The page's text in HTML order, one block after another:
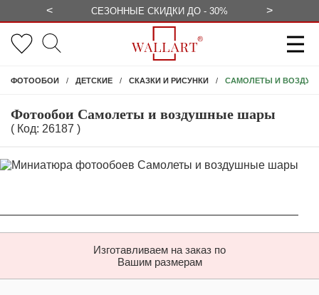
< СЕЗОННЫЕ СКИДКИ ДО - 30% >
ФОТООБОИ ДЕТСКИЕ СКАЗКИ И РИСУНКИ САМОЛЕТЫ И
Фотообои Самолеты и воздушные шары
( Код: 26187 )
Изготавливаем на заказ по
Вашим размерам